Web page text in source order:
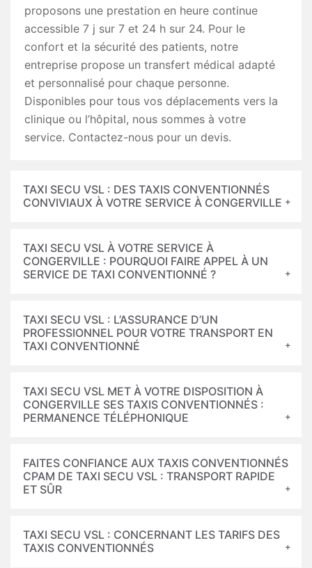
proposons une prestation en heure continue
accessible 7 j sur 7 et 24 h sur 24. Pour le
confort et la sécurité des patients, notre
entreprise propose un transfert médical adapté
et personnalisé pour chaque personne.
Disponibles pour tous vos déplacements vers la
clinique ou l’hôpital, nous sommes à votre
service. Contactez-nous pour un devis.
TAXI SECU VSL : DES TAXIS CONVENTIONNÉS
CONVIVIAUX À VOTRE SERVICE À CONGERVILLE
TAXI SECU VSL À VOTRE SERVICE À
CONGERVILLE : POURQUOI FAIRE APPEL À UN
SERVICE DE TAXI CONVENTIONNÉ ?
TAXI SECU VSL : L’ASSURANCE D’UN
PROFESSIONNEL POUR VOTRE TRANSPORT EN
TAXI CONVENTIONNÉ
TAXI SECU VSL MET À VOTRE DISPOSITION À
CONGERVILLE SES TAXIS CONVENTIONNÉS :
PERMANENCE TÉLÉPHONIQUE
FAITES CONFIANCE AUX TAXIS CONVENTIONNÉS
CPAM DE TAXI SECU VSL : TRANSPORT RAPIDE
ET SÛR
TAXI SECU VSL : CONCERNANT LES TARIFS DES
TAXIS CONVENTIONNÉS